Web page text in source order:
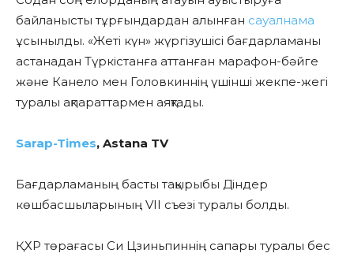
байланысты тұрғындардан алынған сауалнама
ұсынылды. «Жеті күн» жүргізушісі бағдарламаны
астанадан Түркістанға аттанған марафон-бәйге
және Канело мен Головкиннің үшінші жекпе-жегі
туралы ақпараттармен аяқтады.
Sarap-Times, Astana TV
Бағдарламаның басты тақырыбы Діндер
көшбасшыларының VII съезі туралы болды.
ҚХР төрағасы Си Цзиньпиннің сапары туралы бес